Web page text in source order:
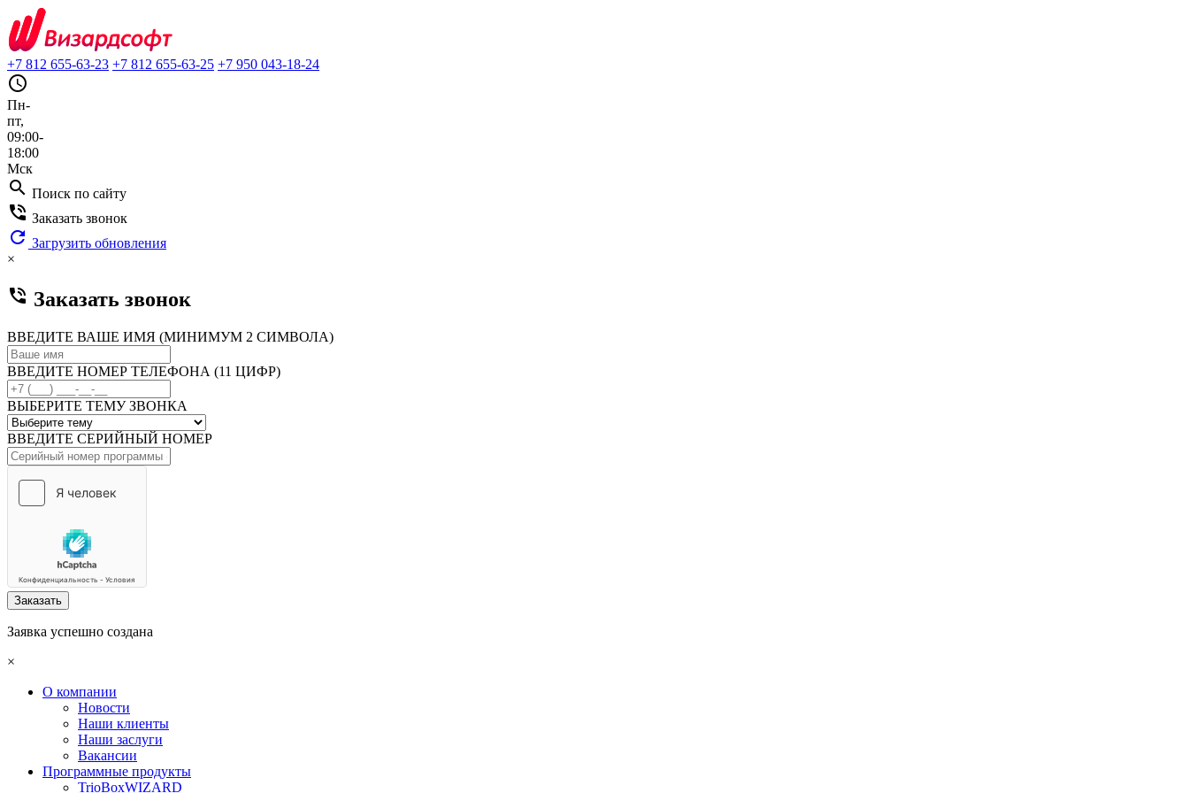
+7 812 655-63-23 +7 812 655-63-25 +7 950 043-18-24
query_builder
Пн-
пт,
09:00-
18:00
Мск
search Поиск по сайту
phone_in_talk Заказать звонок
refresh Загрузить обновления
×
phone_in_talk Заказать звонок
ВВЕДИТЕ ВАШЕ ИМЯ (МИНИМУМ 2 СИМВОЛА)
ВВЕДИТЕ НОМЕР ТЕЛЕФОНА (11 ЦИФР)
ВЫБЕРИТЕ ТЕМУ ЗВОНКА
ВВЕДИТЕ СЕРИЙНЫЙ НОМЕР
Заказать
Заявка успешно создана
×
О компании
Новости
Наши клиенты
Наши заслуги
Вакансии
Программные продукты
TrioBoxWIZARD